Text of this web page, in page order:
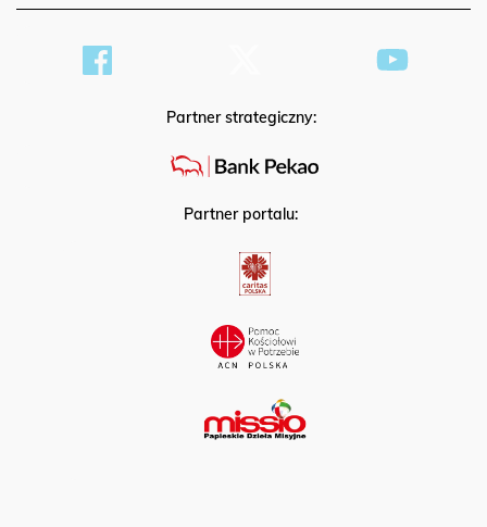
Partner strategiczny:
Partner portalu: